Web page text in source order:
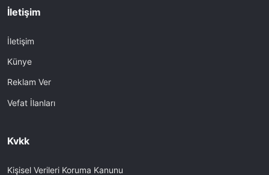
İletişim
İletişim
Künye
Reklam Ver
Vefat İlanları
Kvkk
Kişisel Verileri Koruma Kanunu